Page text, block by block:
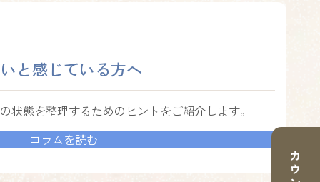
と感じている方へ
状態を整理するためのヒントをご紹介します。
コラムを読む